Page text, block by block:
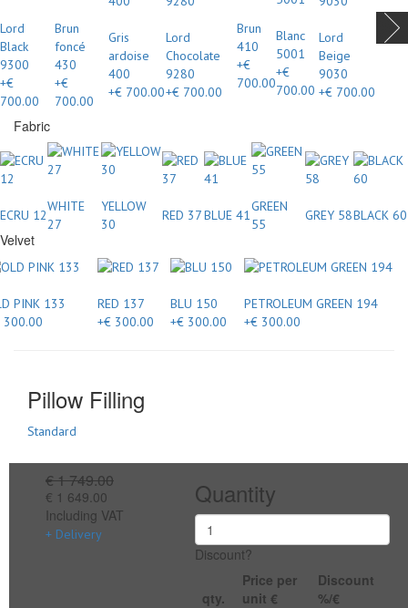
Lord
Black
9300
+€
700.00
Brun
foncé
430
+€
700.00
Gris
ardoise
400
+€ 700.00
Lord
Chocolate
9280
+€ 700.00
Brun
410
+€
700.00
Blanc
5001
+€
700.00
Lord
Beige
9030
+€ 700.00
Fabric
ECRU 12
WHITE
27
YELLOW
30
RED 37BLUE 41
GREEN
55
GREY 58BLACK 60
Velvet
PINK 133
300.00
RED 137
+€ 300.00
BLU 150
+€ 300.00
PETROLEUM GREEN 194
+€ 300.00
Pillow Filling
Standard
€ 1 749.00
€ 1 649.00
Including VAT
+ Delivery
Quantity
Discount?
qty.
Price per
unit €
Discount
%/€